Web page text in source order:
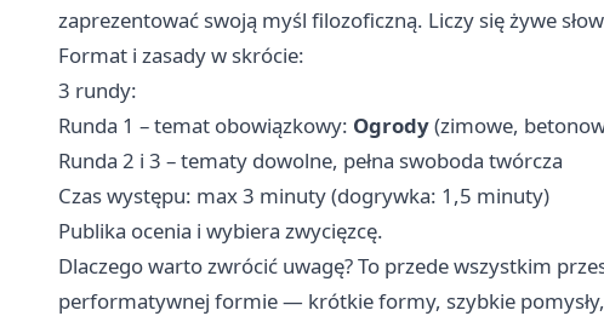
zaprezentować swoją myśl filozoficzną. Liczy się żywe
Format i zasady w skrócie:
3 rundy:
Runda 1 – temat obowiązkowy: Ogrody(zimowe,
Runda 2 i 3 – tematy dowolne, pełna swoboda twórcza
Czas występu: max 3 minuty (dogrywka: 1,5 minuty)
Publika ocenia i wybiera zwycięzcę.
Dlaczego warto zwrócić uwagę? To przede wszystkim
performatywnej formie — krótkie formy, szybkie